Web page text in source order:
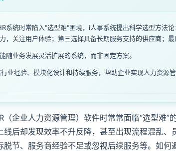
系统时常陷入"选型难"困境，i人事系统提出科学选型方法
，关注用户体验；第三选择具备长期服务支持的供应商；最
随业务发展灵活扩展的系统，而非固定方案。
业经验、模块化设计和持续服务，帮助企业实现人力资源管
（企业人力资源管理）软件时常常面临“选型难”
线后却发现效率不升反降，甚至出现流程混乱
脱节、服务商经验不足或忽视后续服务等。如